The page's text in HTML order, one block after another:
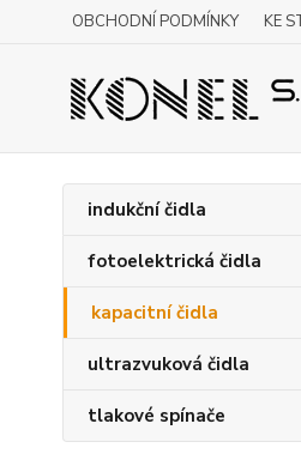
OBCHODNÍ PODMÍNKY KE
indukční čidla
fotoelektrická čidla
kapacitní čidla
ultrazvuková čidla
tlakové spínače